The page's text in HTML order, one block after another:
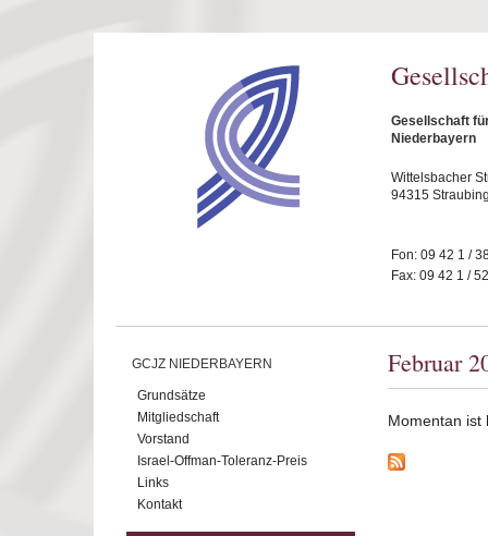
Gesellschaft
Niederbayern
Wittelsbacher
94315
Fon: 09 42 1 /
Fax: 09 42 1 /
GCJZ NIEDERBAYERN
Grundsätze
Mitgliedschaft
Vorstand
Israel-Offman-Toleranz-Preis
Links
Kontakt
Februar
Momentan ist